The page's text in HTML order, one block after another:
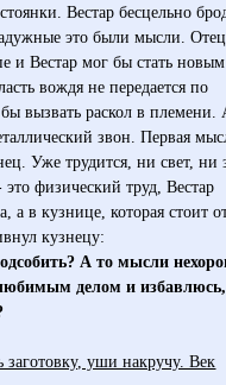
Вестар бесцельно
это были мысли.
и Вестар мог бы стать новым
вождя не передается по
вызвать раскол в племени.
звон. Первая
Уже трудится, ни свет, ни
физический труд, Вестар
а в кузнице, которая стоит
кузнецу:
А то мысли
делом и
уши накручу. Век